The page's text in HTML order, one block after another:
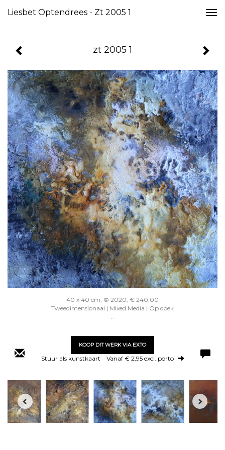
Liesbet Optendrees - Zt 2005 1
zt 2005 1
40 x 40 cm, © 2020, € 240,00
Tweedimensionaal | Mixed Media | Op doek
KOOP DIT WERK VIA EXTO
Stuur als kunstkaart Vanaf € 2,95 excl. porto